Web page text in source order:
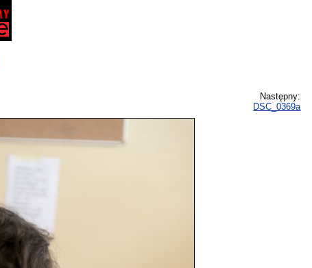
Następny:
DSC_0369a